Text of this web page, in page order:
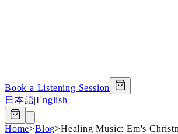
Book a Listening Session
日本語|English
Home>Blog>Healing Music: Em's